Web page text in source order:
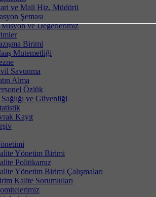
ve Mali Hiz. Müdürü
Şeması
ve Değerlerimiz
Birimi
Mutemetliği
Savunma
Alma
Özlük
Sağlığı ve Güvenliği
Kayıt
Yönetim Birimi
Politikamız
Yönetim Birimi Çalışmaları
Kalite Sorumluları